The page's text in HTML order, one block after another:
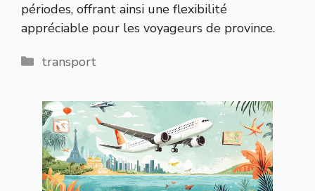
périodes, offrant ainsi une flexibilité
appréciable pour les voyageurs de province.
Catégories
transport